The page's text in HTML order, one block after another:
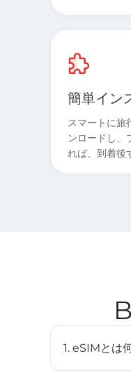
簡単イン
スマートに旅
ンロードし、
れば、到着後
1. eSIMとは